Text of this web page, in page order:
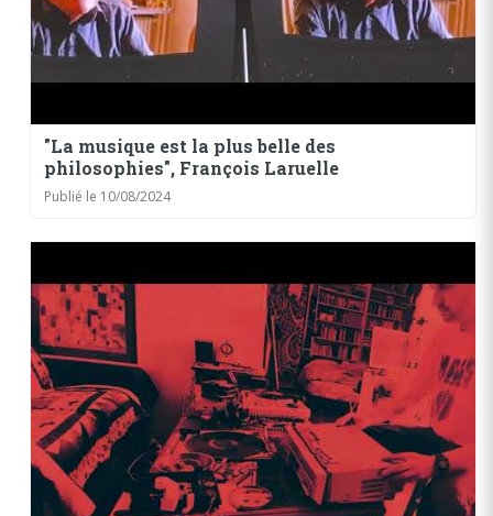
"La musique est la plus belle des
philosophies", François Laruelle
Publié le 10/08/2024